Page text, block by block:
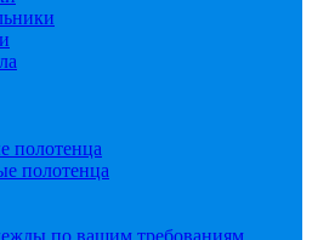
полотенца
полотенца
по вашим требованиям